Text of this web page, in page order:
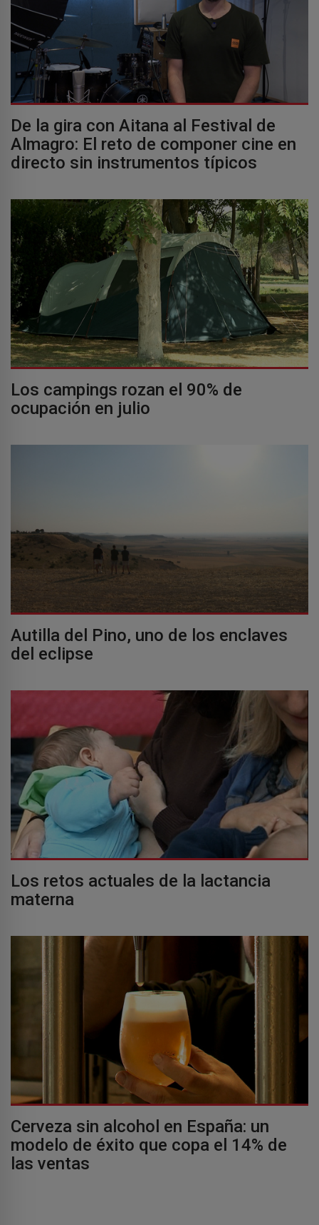
De la gira con Aitana al Festival de
Almagro: El reto de componer cine en
directo sin instrumentos típicos
Los campings rozan el 90% de
ocupación en julio
Autilla del Pino, uno de los enclaves
del eclipse
Los retos actuales de la lactancia
materna
Cerveza sin alcohol en España: un
modelo de éxito que copa el 14% de
las ventas